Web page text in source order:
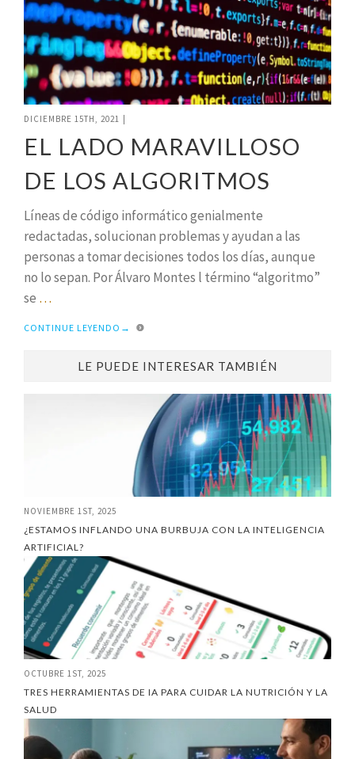
DICIEMBRE 15TH, 2021
EL LADO MARAVILLOSO
DE LOS ALGORITMOS
Líneas de código informático genialmente
redactadas, solucionan problemas y ayudan a las
personas a tomar decisiones todos los días, aunque
no lo sepan. Por Álvaro Montes l término “algoritmo”
se …
CONTINUE LEYENDO →
LE PUEDE INTERESAR TAMBIÉN
NOVIEMBRE 1ST, 2025
¿ESTAMOS INFLANDO UNA BURBUJA CON LA INTELIGENCIA
ARTIFICIAL?
OCTUBRE 1ST, 2025
TRES HERRAMIENTAS DE IA PARA CUIDAR LA NUTRICIÓN Y LA
SALUD